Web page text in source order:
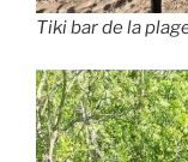
Tiki bar de la